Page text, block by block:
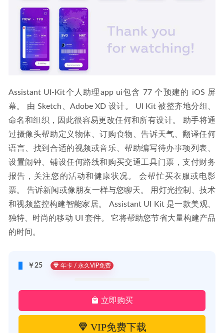
Assistant UI-Kit个人助理app ui包含 77 个预建的 iOS 屏
幕。 由 Sketch、Adobe XD 设计。 UI Kit 被整齐地分组、
命名和组织，因此很容易更改任何和所有设计。 助手将通
过摄像头帮助定义物体、订购食物、告诉天气、翻译任何
语言、找到合适的视频或音乐、帮助编写待办事项列表、
设置闹钟、铺设任何路线和购买交通工具门票，支付财务
报告，关注您的活动和健康状况。 会帮忙买衣服或电影
票。 告诉新闻或像朋友一样与您聊天。 用灯光控制、技术
和视频监控构建智能家居。 Assistant UI Kit 是一款美观、
独特、时尚的移动 UI 套件。 它将帮助您节省大量构建产品
的时间。
￥25 年卡 / 永久VIP免费
立即购买
VIP免费下载